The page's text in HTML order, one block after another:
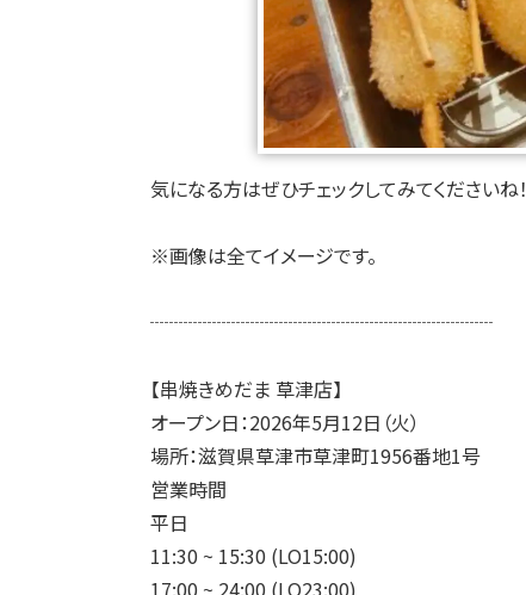
気になる方はぜひチェックしてみてくださいね！
※画像は全てイメージです。
┈┈┈┈┈┈┈┈┈┈┈┈┈┈┈┈┈┈
【串焼きめだま 草津店】
オープン日：2026年5月12日（火）
場所：滋賀県草津市草津町1956番地1号
営業時間
平日
11:30 ~ 15:30 (LO15:00)
17:00 ~ 24:00 (LO23:00)